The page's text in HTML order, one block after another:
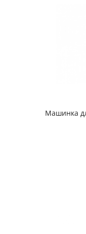
Машинка